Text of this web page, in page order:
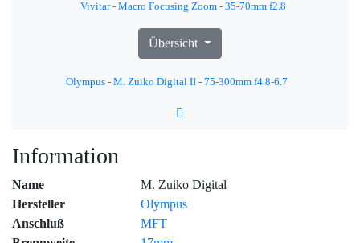
Vivitar - Macro Focusing Zoom - 35-70mm f2.8
Übersicht
Olympus - M. Zuiko Digital II - 75-300mm f4.8-6.7
Information
Name
M. Zuiko Digital
Hersteller
Olympus
Anschluß
MFT